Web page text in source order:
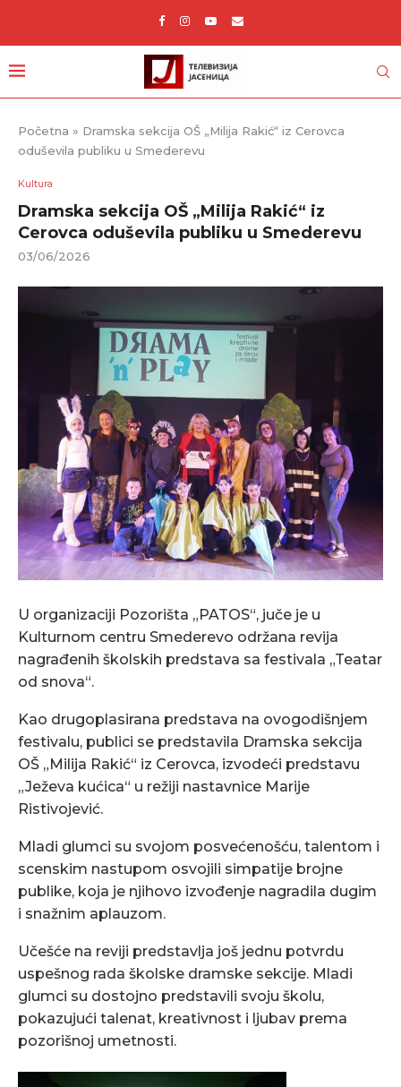
Početna » Dramska sekcija OŠ „Milija Rakić“ iz Cerovca
oduševila publiku u Smederevu
Kultura
Dramska sekcija OŠ „Milija Rakić“ iz
Cerovca oduševila publiku u Smederevu
03/06/2026
U organizaciji Pozorišta „PATOS“, juče je u
Kulturnom centru Smederevo održana revija
nagrađenih školskih predstava sa festivala „Teatar
od snova“.
Kao drugoplasirana predstava na ovogodišnjem
festivalu, publici se predstavila Dramska sekcija
OŠ „Milija Rakić“ iz Cerovca, izvodeći predstavu
„Ježeva kućica“ u režiji nastavnice Marije
Ristivojević.
Mladi glumci su svojom posvećenošću, talentom i
scenskim nastupom osvojili simpatije brojne
publike, koja je njihovo izvođenje nagradila dugim
i snažnim aplauzom.
Učešće na reviji predstavlja još jednu potvrdu
uspešnog rada školske dramske sekcije. Mladi
glumci su dostojno predstavili svoju školu,
pokazujući talenat, kreativnost i ljubav prema
pozorišnoj umetnosti.